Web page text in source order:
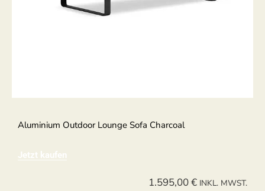
Aluminium Outdoor Lounge Sofa Charcoal
Jetzt kaufen
1.595,00€ INKL. MWST.